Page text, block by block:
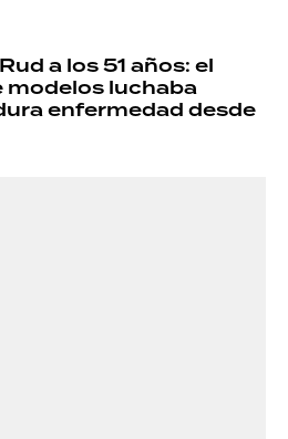
a los 51 años: el
modelos luchaba
enfermedad desde